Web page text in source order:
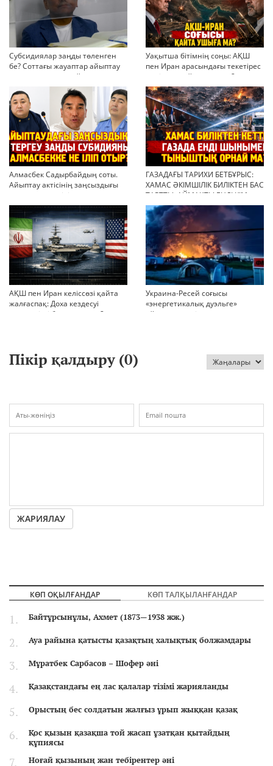
Субсидиялар заңды төленген
бе? Соттағы жауаптар айыптау
тұжырымдарын қайта қарауға
негіз бола ала ма?
Уақытша бітімнің соңы: АҚШ
пен Иран арасындағы текетірес
неліктен қайта ушықты?
Алмасбек Садырбайдың соты.
Айыптау актісінің заңсыздығы
мен қолдан өсірілген
миллиондар
ГАЗАДАҒЫ ТАРИХИ БЕТБҰРЫС:
ХАМАС ӘКІМШІЛІК БИЛІКТЕН БАС
ТАРТТЫ. АЙМАҚТЫ ЕНДІ КІМ
БАСҚАРАДЫ?
АҚШ пен Иран келіссөзі қайта
жалғаспақ: Доха кездесуі
шиеленісті бәсеңдете ме?
Украина-Ресей соғысы
«энергетикалық дуэльге»
айналып кетті
Пікір қалдыру (0)
ЖАРИЯЛАУ
КӨП ОҚЫЛҒАНДАР КӨП ТАЛҚЫЛАНҒАНДАР
Байтұрсынұлы, Ахмет (1873—1938 жж.)
Ауа райына қатысты қазақтың халықтық болжамдары
Мұратбек Сарбасов – Шофер әні
Қазақстандағы ең лас қалалар тізімі жарияланды
Орыстың бес солдатын жалғыз ұрып жыққан қазақ
Қос қызын қазақша той жасап ұзатқан қытайдың
құпиясы
Ноғай қызының жан тебірентер әні